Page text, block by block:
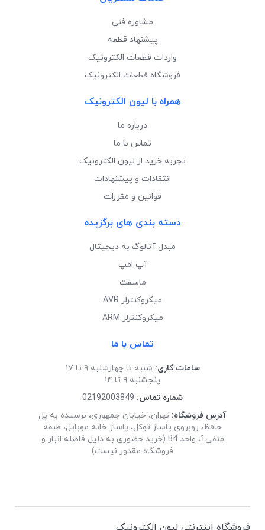
مشاوره فنی
پیشنهاد قطعه
واردات قطعات الکترونیک
فروشگاه قطعات الکترونیک
همراه با لیون الکترونیک
درباره ما
تماس با ما
تجربه خرید از لیون الکترونیک
انتقادات و پیشنهادات
قوانین و مقررات
دسته بندی های برگزیده
مبدل آنالوگ به دیجیتال
آپ امپ
ماسفت
میکروکنترلر AVR
میکروکنترلر ARM
تماس با ما
ساعات کاری: شنبه تا چهارشنبه ۹ تا ۱۷
پنجشنبه ۹ تا ۱۴
شماره تماس: 02192003849
آدرس فروشگاه: تهران، خیابان جمهوری، نرسیده به پل
حافظ، روبروی پاساژ توکل، پاساژ خانه موبایل، طبقه
منفی1، واحد B4 (خرید حضوری به دلیل فاصله انبار و
فروشگاه مقدور نیست)